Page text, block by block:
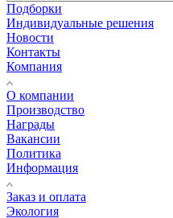
Подборки
Индивидуальные решения
Новости
Контакты
Компания
О компании
Производство
Награды
Вакансии
Политика
Информация
Заказ и оплата
Экология